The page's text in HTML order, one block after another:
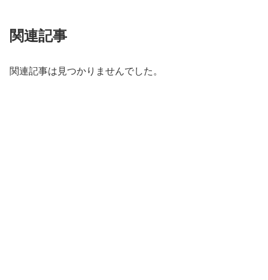
関連記事
関連記事は見つかりませんでした。